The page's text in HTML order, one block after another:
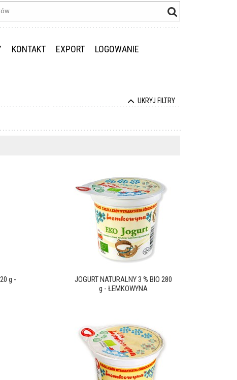
KONTAKT EXPORT LOGOWANIE
UKRYJ FILTRY
g -
JOGURT NATURALNY 3 % BIO 280
g - ŁEMKOWYNA